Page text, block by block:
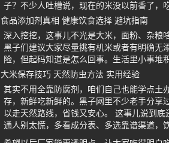
子？不少人吐槽说，现在的米没以前香了，
食品添加剂真相 健康饮食选择 避坑指南
深入挖挖，这事儿不光是大米，面粉、杂粮
黑子们建议大家尽量挑有机米或者有明确无
险，但起码知道是怎么回事。生活里小事堆
大米保存技巧 天然防虫方法 实用经验
其实不用全靠防腐剂，咱们自己也能学点土
存，新鲜吃新鲜的。黑子网里不少老手分享
以走天然路线，省钱又安心。 这事儿说到
通人别太慌，多看成分表、多选靠谱渠道，